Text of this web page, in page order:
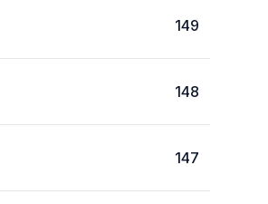
149
148
147